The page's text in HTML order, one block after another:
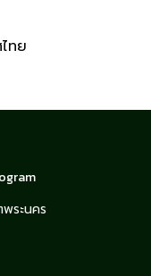
ทย
ระนคร